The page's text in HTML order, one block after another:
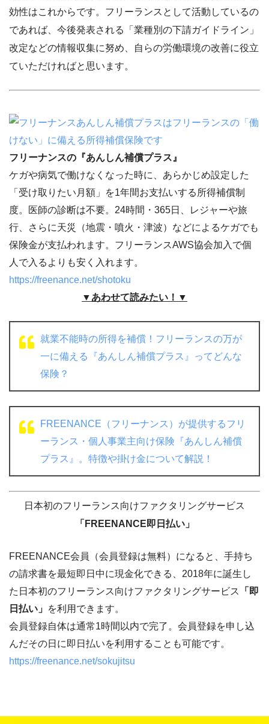
効性はこれからです。フリーランスとして活動しているの
であれば、今後発表される「業種別の下請ガイドライン」
改定などの情報収集に努め、自らの労働環境の改善に役立
ていただければと思います。
フリーナンスの『あんしん補償プラス』
ケガや病気で働けなくなった時に、あらかじめ設定した
「受け取りたい月額」を1年間お支払いする所得補償制
度。医師の診断は不要。24時間・365日、レジャーや旅
行、さらに天災（地震・噴火・津波）などによるケガでも
保険金が支払われます。フリーランスAWS協会加入で個
人で入るよりも安く入れます。
https://freenance.net/shotoku
▼あわせて読みたい！▼
就業不能時の所得を補償！フリーランスの万が
一に備える『あんしん補償プラス』ってどんな
保険？
FREENANCE（フリーナンス）が提供するフリ
ーランス・個人事業主向け保険『あんしん補償
プラス』。特徴や掛け金について解説！
日本初のフリーランス向けファクタリングサービス
「FREENANCE即日払い」
FREENANCE会員（会員登録は無料）になると、手持ち
の請求書を最短即日中に現金化できる、2018年に誕生し
た日本初のフリーランス向けファクタリングサービス
「即
日払い」 を利用できます。
会員登録自体は通常1時間以内で完了。会員登録を申し込
んだその日に即日払いを利用することも可能です。
https://freenance.net/sokujitsu